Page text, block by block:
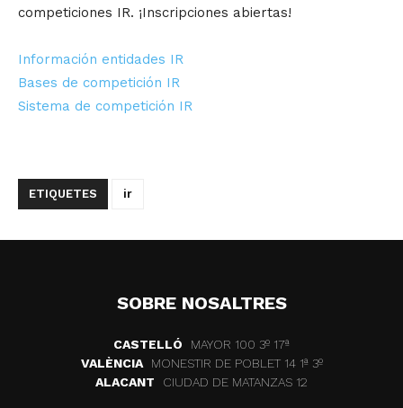
competiciones IR. ¡Inscripciones abiertas!
Información entidades IR
Bases de competición IR
Sistema de competición IR
ETIQUETES ir
SOBRE NOSALTRES
CASTELLÓ
MAYOR 100 3º 17ª
VALÈNCIA
MONESTIR DE POBLET 14 1ª 3º
ALACANT
CIUDAD DE MATANZAS 12